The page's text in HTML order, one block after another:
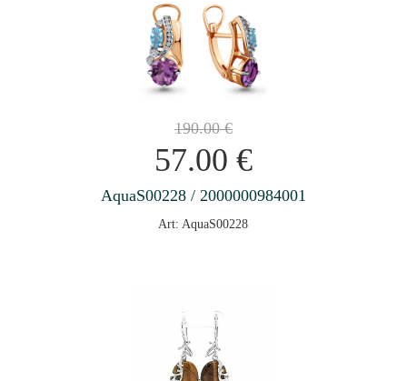
190.00€
57.00 €
AquaS00228 / 2000000984001
Art: AquaS00228